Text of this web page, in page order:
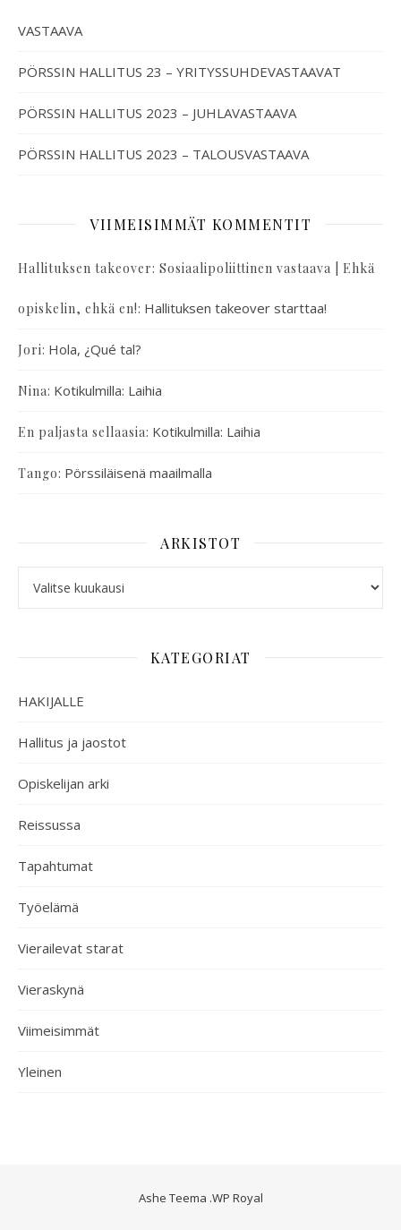
VASTAAVA
PÖRSSIN HALLITUS 23 – YRITYSSUHDEVASTAAVAT
PÖRSSIN HALLITUS 2023 – JUHLAVASTAAVA
PÖRSSIN HALLITUS 2023 – TALOUSVASTAAVA
VIIMEISIMMÄT KOMMENTIT
Hallituksen takeover: Sosiaalipoliittinen vastaava | Ehkä
opiskelin, ehkä en!: Hallituksen takeover starttaa!
Jori: Hola, ¿Qué tal?
Nina: Kotikulmilla: Laihia
En paljasta sellaasia: Kotikulmilla: Laihia
Tango: Pörssiläisenä maailmalla
ARKISTOT
KATEGORIAT
HAKIJALLE
Hallitus ja jaostot
Opiskelijan arki
Reissussa
Tapahtumat
Työelämä
Vierailevat starat
Vieraskynä
Viimeisimmät
Yleinen
Ashe Teema .WP Royal